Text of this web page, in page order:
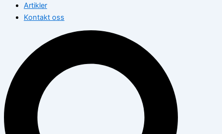
Artikler
Kontakt oss